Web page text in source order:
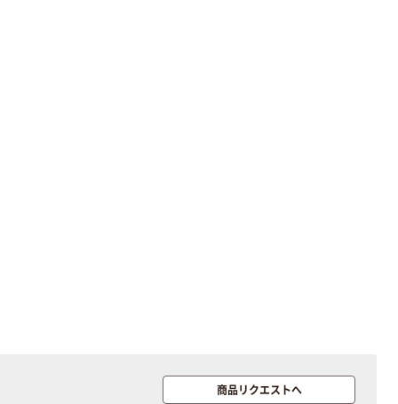
商品リクエストへチックグローブ